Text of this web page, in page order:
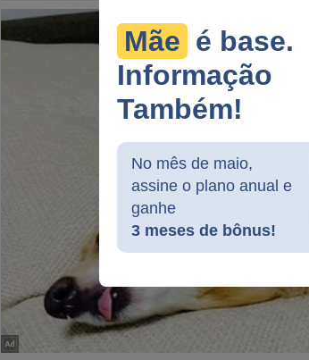
Mãe é base.
Informação
Também!
No mês de maio,
assine o plano anual e
ganhe
3 meses de bônus!
O Roda Viva, por sua vez, entrevistou o ex-
alcance não chegou nem perto do programa de
Até agora, no Youtube, o vídeo chegou a
Confira: